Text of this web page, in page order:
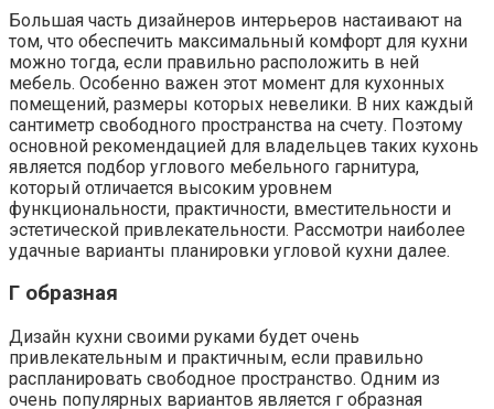
Большая часть дизайнеров интерьеров настаивают на
том, что обеспечить максимальный комфорт для кухни
можно тогда, если правильно расположить в ней
мебель. Особенно важен этот момент для кухонных
помещений, размеры которых невелики. В них каждый
сантиметр свободного пространства на счету. Поэтому
основной рекомендацией для владельцев таких кухонь
является подбор углового мебельного гарнитура,
который отличается высоким уровнем
функциональности, практичности, вместительности и
эстетической привлекательности. Рассмотри наиболее
удачные варианты планировки угловой кухни далее.
Г образная
Дизайн кухни своими руками будет очень
привлекательным и практичным, если правильно
распланировать свободное пространство. Одним из
очень популярных вариантов является г образная